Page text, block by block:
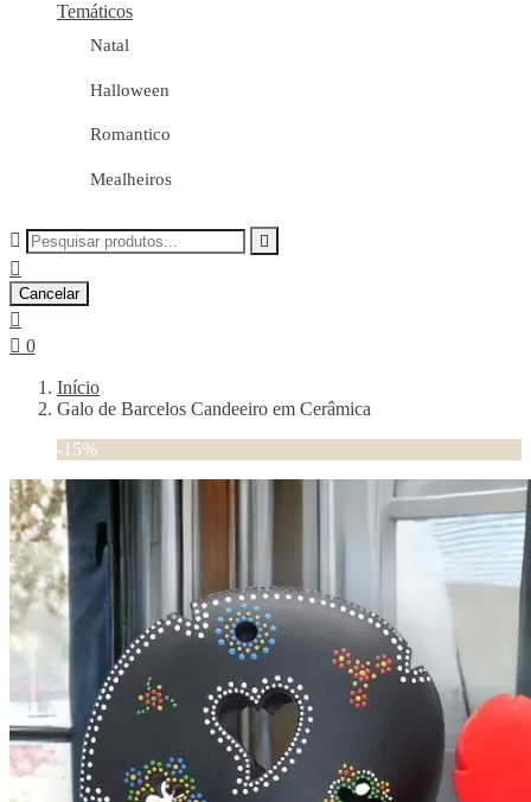
Temáticos
Natal
Halloween
Romantico
Mealheiros
 

Cancelar

 0
Início
Galo de Barcelos Candeeiro em Cerâmica
-15%